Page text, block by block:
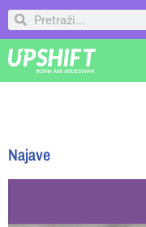
Najave